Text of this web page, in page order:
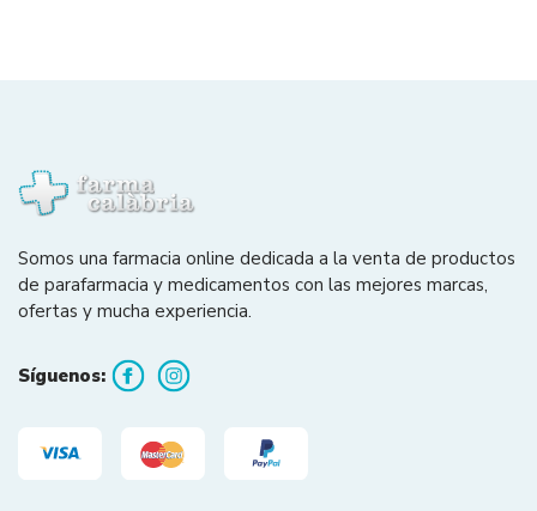
Somos una farmacia online dedicada a la venta de productos
de parafarmacia y medicamentos con las mejores marcas,
ofertas y mucha experiencia.
Síguenos: